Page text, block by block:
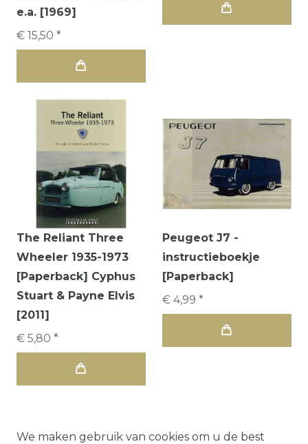
e.a. [1969]
€ 15,50 *
The Reliant Three
Wheeler 1935-1973
[Paperback] Cyphus
Stuart & Payne Elvis
[2011]
€ 5,80 *
Peugeot J7 -
instructieboekje
[Paperback]
€ 4,99 *
We maken gebruik van cookies om u de best